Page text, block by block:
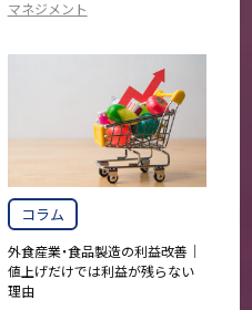
6)
電子帳簿保存法 (1)
製造業DX (
AI活用 (8)
マネジメント
コラム
外食産業・食品製造の利益改善｜
値上げだけでは利益が残らない
理由